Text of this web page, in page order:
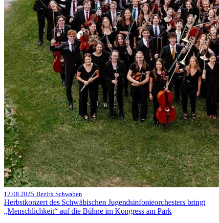
12.08.2025 Bezirk Schwaben
Herbstkonzert des Schwäbischen Jugendsinfonieorchesters bringt
„Menschlichkeit“ auf die Bühne im Kongress am Park